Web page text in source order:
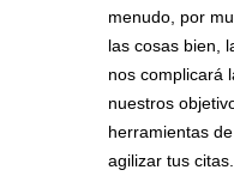
menudo, por
las cosas bien,
nos complicará
nuestros
herramientas de
agilizar tus